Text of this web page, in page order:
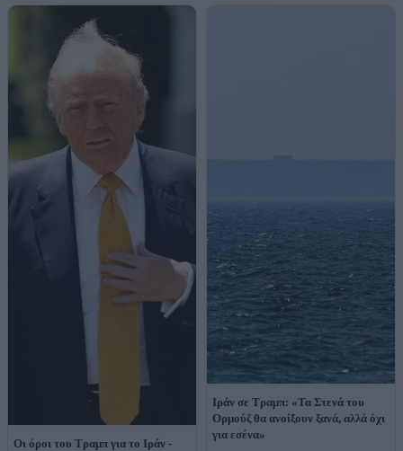
Οι όροι του Τραμπ για το Ιράν -
Ιράν σε Τραμπ: «Τα Στενά του
Ορμούζ θα ανοίξουν ξανά, αλλά όχι
για εσένα»